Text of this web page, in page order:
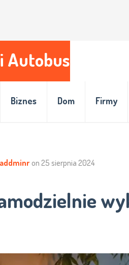
Autobus
Biznes Dom Firmy
addminr on 25 sierpnia 2024